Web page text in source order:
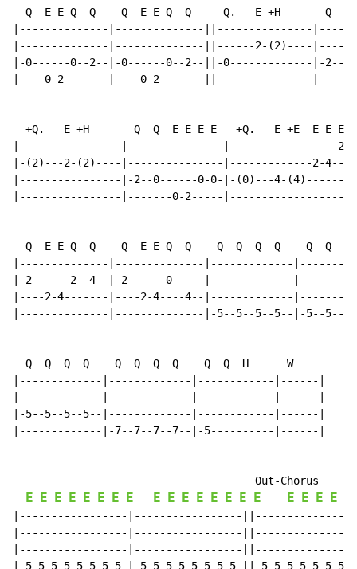
Q  E E Q  Q    Q  E E Q  Q     Q.   E +H       Q  Q
|--------------|--------------||---------------
|--------------|--------------||------2-(2)----
|-0------0--2--|-0------0--2--||-0-------------|-2--
|----0-2-------|----0-2-------||---------------
+Q.   E +H       Q  Q  E E E E   +Q.   E +E  E E E
|----------------|---------------|-----------------
|-(2)---2-(2)----|---------------|-------------2-4---
|----------------|-2--0------0-0-|-(0)---4-
|----------------|-------0-2-----
Q  E E Q  Q    Q  E E Q  Q    Q  Q  Q  Q    Q  Q  Q
|--------------|--------------|-------------
|-2------2--4--|-2------0-----|-------------
|----2-4-------|----2-4----4--|-------------
|--------------|--------------|-5--5--5--5--|-5--5--
  Q  Q  Q  Q    Q  Q  Q  Q    Q  Q  H      W
|-------------|-------------|------------|------|
|-------------|-------------|------------|------|
|-5--5--5--5--|-------------|------------|------|
|-------------|-7--7--7--7--|-5----------|------|
                                      Out-Chorus
E E E E E E E E E E E E E E E E E E E E
|-----------------|-----------------
|-----------------|-----------------
|-----------------|-----------------
|-5-5-5-5-5-5-5-5-|-5-5-5-5-5-5-5-5-||-5-5-5-5-5-5-